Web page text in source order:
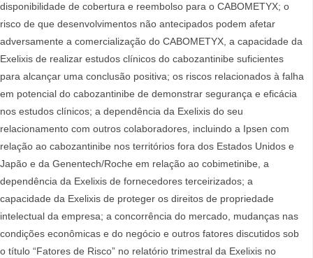
disponibilidade de cobertura e reembolso para o CABOMETYX; o
risco de que desenvolvimentos não antecipados podem afetar
adversamente a comercialização do CABOMETYX, a capacidade da
Exelixis de realizar estudos clínicos do cabozantinibe suficientes
para alcançar uma conclusão positiva; os riscos relacionados à falha
em potencial do cabozantinibe de demonstrar segurança e eficácia
nos estudos clínicos; a dependência da Exelixis do seu
relacionamento com outros colaboradores, incluindo a Ipsen com
relação ao cabozantinibe nos territórios fora dos Estados Unidos e
Japão e da Genentech/Roche em relação ao cobimetinibe, a
dependência da Exelixis de fornecedores terceirizados; a
capacidade da Exelixis de proteger os direitos de propriedade
intelectual da empresa; a concorrência do mercado, mudanças nas
condições econômicas e do negócio e outros fatores discutidos sob
o título “Fatores de Risco” no relatório trimestral da Exelixis no